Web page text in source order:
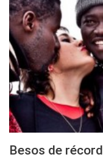
Besos de récord